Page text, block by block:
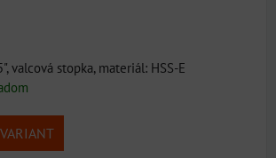
valcová stopka, materiál: HSS-E